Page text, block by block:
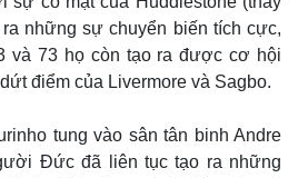
những sự chuyển biến tích cực,
và 73 họ còn tạo ra được cơ hội
điểm của Livermore và Sagbo.
tung vào sân tân binh Andre
Đức đã liên tục tạo ra những